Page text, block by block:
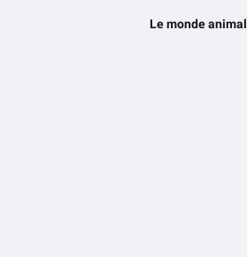
Le monde animal